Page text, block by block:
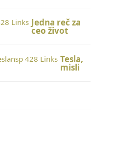
Jedna reč za
ceo život
Tesla,
misli